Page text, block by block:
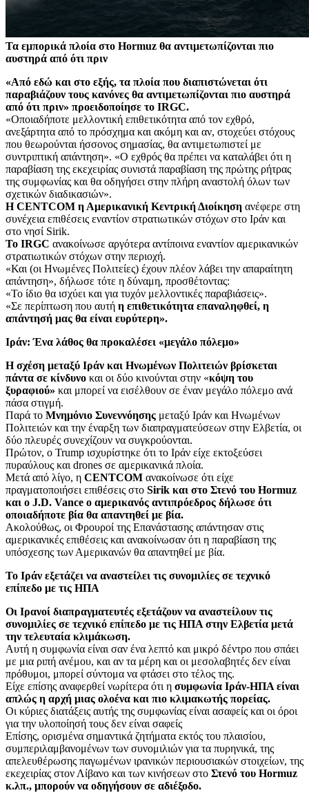
Τα εμπορικά πλοία στο Hormuz θα αντιμετωπίζονται πιο
αυστηρά από ότι πριν
«Από εδώ και στο εξής, τα πλοία που διαπιστώνεται ότι
παραβιάζουν τους κανόνες θα αντιμετωπίζονται πιο αυστηρά
από ότι πριν» προειδοποίησε το IRGC.
«Oποιαδήποτε μελλοντική επιθετικότητα από τον εχθρό,
ανεξάρτητα από το πρόσχημα και ακόμη και αν, στοχεύει στόχους
που θεωρούνται ήσσονος σημασίας, θα αντιμετωπιστεί με
συντριπτική απάντηση». «Ο εχθρός θα πρέπει να καταλάβει ότι η
παραβίαση της εκεχειρίας συνιστά παραβίαση της πρώτης ρήτρας
της συμφωνίας και θα οδηγήσει στην πλήρη αναστολή όλων των
σχετικών διαδικασιών».
Η CENTCOM η Αμερικανική Κεντρική Διοίκηση ανέφερε στη
συνέχεια επιθέσεις εναντίον στρατιωτικών στόχων στο Ιράν και
στο νησί Sirik.
Το IRGC ανακοίνωσε αργότερα αντίποινα εναντίον αμερικανικών
στρατιωτικών στόχων στην περιοχή.
«Και (οι Ηνωμένες Πολιτείες) έχουν πλέον λάβει την απαραίτητη
απάντηση», δήλωσε τότε η δύναμη, προσθέτοντας:
«Το ίδιο θα ισχύει και για τυχόν μελλοντικές παραβιάσεις».
«Σε περίπτωση που αυτή η επιθετικότητα επαναληφθεί, η
απάντησή μας θα είναι ευρύτερη».
Ιράν: Ένα λάθος θα προκαλέσει «μεγάλο πόλεμο»
Η σχέση μεταξύ Ιράν και Ηνωμένων Πολιτειών βρίσκεται
πάντα σε κίνδυνο και οι δύο κινούνται στην «κόψη του
ξυραφιού» και μπορεί να εισέλθουν σε έναν μεγάλο πόλεμο ανά
πάσα στιγμή.
Παρά το Μνημόνιο Συνεννόησης μεταξύ Ιράν και Ηνωμένων
Πολιτειών και την έναρξη των διαπραγματεύσεων στην Ελβετία, οι
δύο πλευρές συνεχίζουν να συγκρούονται.
Πρώτον, ο Trump ισχυρίστηκε ότι το Ιράν είχε εκτοξεύσει
πυραύλους και drones σε αμερικανικά πλοία.
Μετά από λίγο, η CENTCOM ανακοίνωσε ότι είχε
πραγματοποιήσει επιθέσεις στο Sirik και στο Στενό του Hormuz
και ο J.D. Vance o αμερικανός αντιπρόεδρος δήλωσε ότι
οποιαδήποτε βία θα απαντηθεί με βία.
Ακολούθως, οι Φρουροί της Επανάστασης απάντησαν στις
αμερικανικές επιθέσεις και ανακοίνωσαν ότι η παραβίαση της
υπόσχεσης των Αμερικανών θα απαντηθεί με βία.
Το Ιράν εξετάζει να αναστείλει τις συνομιλίες σε τεχνικό
επίπεδο με τις ΗΠΑ
Οι Ιρανοί διαπραγματευτές εξετάζουν να αναστείλουν τις
συνομιλίες σε τεχνικό επίπεδο με τις ΗΠΑ στην Ελβετία μετά
την τελευταία κλιμάκωση.
Αυτή η συμφωνία είναι σαν ένα λεπτό και μικρό δέντρο που σπάει
με μια ριπή ανέμου, και αν τα μέρη και οι μεσολαβητές δεν είναι
πρόθυμοι, μπορεί σύντομα να φτάσει στο τέλος της.
Είχε επίσης αναφερθεί νωρίτερα ότι η συμφωνία Ιράν-ΗΠΑ είναι
απλώς η αρχή μιας ολοένα και πιο κλιμακωτής πορείας.
Οι κύριες διατάξεις αυτής της συμφωνίας είναι ασαφείς και οι όροι
για την υλοποίησή τους δεν είναι σαφείς
Επίσης, ορισμένα σημαντικά ζητήματα εκτός του πλαισίου,
συμπεριλαμβανομένων των συνομιλιών για τα πυρηνικά, της
απελευθέρωσης παγωμένων ιρανικών περιουσιακών στοιχείων, της
εκεχειρίας στον Λίβανο και των κινήσεων στο Στενό του Hormuz
κ.λπ., μπορούν να οδηγήσουν σε αδιέξοδο.